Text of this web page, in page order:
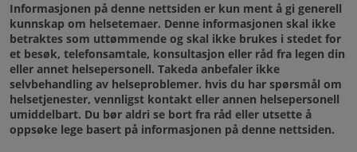
Informasjonen på denne nettsiden er kun ment å gi generell
kunnskap om helsetemaer. Denne informasjonen skal ikke
betraktes som uttømmende og skal ikke brukes i stedet for
et besøk, telefonsamtale, konsultasjon eller råd fra legen din
eller annet helsepersonell. Takeda anbefaler ikke
selvbehandling av helseproblemer. hvis du har spørsmål om
helsetjenester, vennligst kontakt eller annen helsepersonell
umiddelbart. Du bør aldri se bort fra råd eller utsette å
oppsøke lege basert på informasjonen på denne nettsiden.